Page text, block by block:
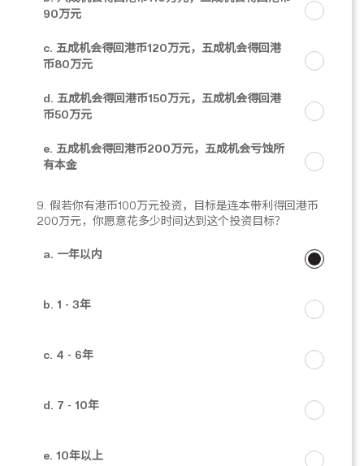
90万元
c. 五成机会得回港币120万元，五成机会得回港
币80万元
d. 五成机会得回港币150万元，五成机会得回港
币50万元
e. 五成机会得回港币200万元，五成机会亏蚀所
有本金
9. 假若你有港币100万元投资，目标是连本带利得回港币
200万元，你愿意花多少时间达到这个投资目标？
a. 一年以内
b. 1 - 3年
c. 4 - 6年
d. 7 - 10年
e. 10年以上